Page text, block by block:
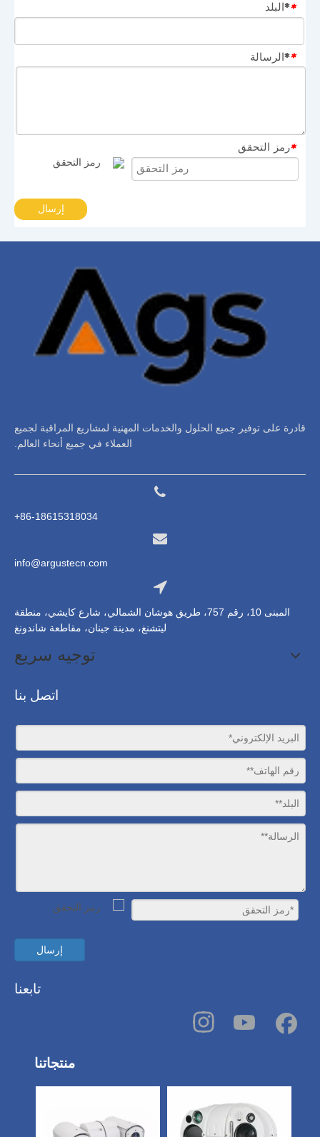
**البلد
**الرسالة
*رمز التحقق
إرسال
قادرة على توفير جميع الحلول والخدمات المهنية لمشاريع المراقبة لجميع
العملاء في جميع أنحاء العالم.
info@argustecn.com
المبنى 10، رقم 757، طريق هوشان الشمالي، شارع كايشي، منطقة
ليتشنغ، مدينة جينان، مقاطعة شاندونغ
توجيه سريع
اتصل بنا
إرسال
تابعنا
منتجاتنا